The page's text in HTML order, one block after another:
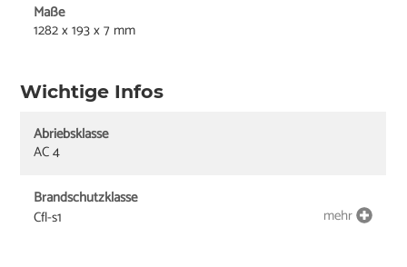
Maße
1282 x 193 x 7 mm
Wichtige Infos
Abriebsklasse
AC 4
Brandschutzklasse
Cfl-s1
mehr